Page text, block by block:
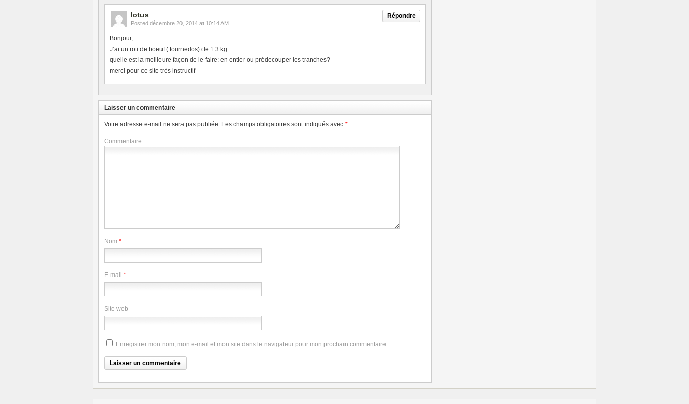
Répondre
lotus
Posted décembre 20, 2014 at 10:14 AM
Bonjour,
J’ai un roti de boeuf ( tournedos) de 1.3 kg
quelle est la meilleure façon de le faire: en entier ou prédecouper les tranches?
merci pour ce site très instructif
Laisser un commentaire
Votre adresse e-mail ne sera pas publiée. Les champs obligatoires sont indiqués avec *
Commentaire
Nom *
E-mail *
Site web
Enregistrer mon nom, mon e-mail et mon site dans le navigateur pour mon prochain commentaire.